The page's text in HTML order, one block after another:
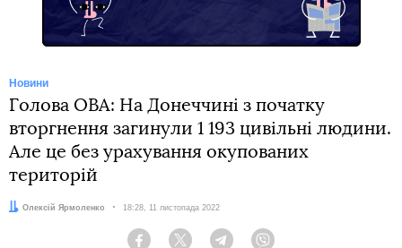
Новини
Голова ОВА: На Донеччині з початку
вторгнення загинули 1 193 цивільні людини.
Але це без урахування окупованих
територій
Автор:
Олексій Ярмоленко Дата:
18:28, 11 листопада 2022